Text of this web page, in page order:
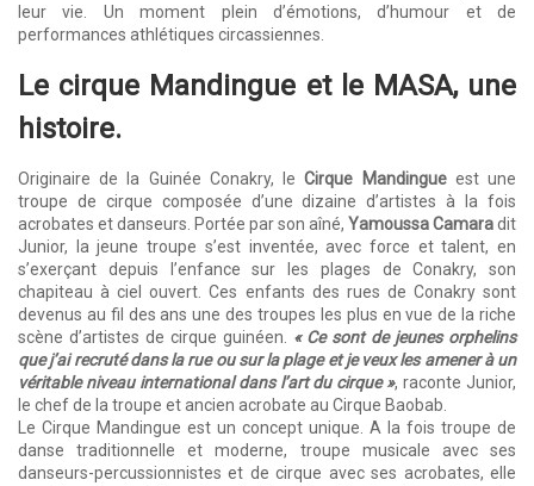
leur vie. Un moment plein d’émotions, d’humour et de
performances athlétiques circassiennes.
Le cirque Mandingue et le MASA, une
histoire.
Originaire de la Guinée Conakry, leCirque Mandingueest une
troupe de cirque composée d’une dizaine d’artistes à la fois
acrobates et danseurs. Portée par son aîné, Yamoussa Camaradit
Junior, la jeune troupe s’est inventée, avec force et talent, en
s’exerçant depuis l’enfance sur les plages de Conakry, son
chapiteau à ciel ouvert. Ces enfants des rues de Conakry sont
devenus au fil des ans une des troupes les plus en vue de la riche
scène d’artistes de cirque guinéen. « Ce sont de jeunes orphelins
que j’ai recruté dans la rue ou sur la plage et je veux les amener à un
véritable niveau international dans l’art du cirque », raconte Junior,
le chef de la troupe et ancien acrobate au Cirque Baobab.
Le Cirque Mandingue est un concept unique. A la fois troupe de
danse traditionnelle et moderne, troupe musicale avec ses
danseurs-percussionnistes et de cirque avec ses acrobates, elle